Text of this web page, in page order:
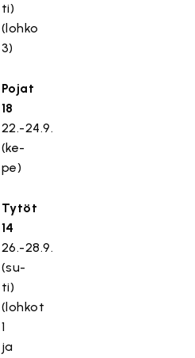
ti)
(lohko
3)
Pojat
18
22.-24.9.
(ke-
pe)
Tytöt
14
26.-28.9.
(su-
ti)
(lohkot
1
ja